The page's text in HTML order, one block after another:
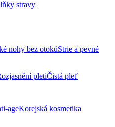
stravy
nohy bez otokůStrie a pevné
pletiČistá pleť
ageKorejská kosmetika